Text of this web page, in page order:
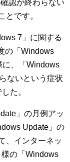
認が終わらない
とです。
7」に関する
の「Windows
に、「Windows
ないという症状
た。
」の月例アッ
Update」の
、インターネッ
様の「Windows